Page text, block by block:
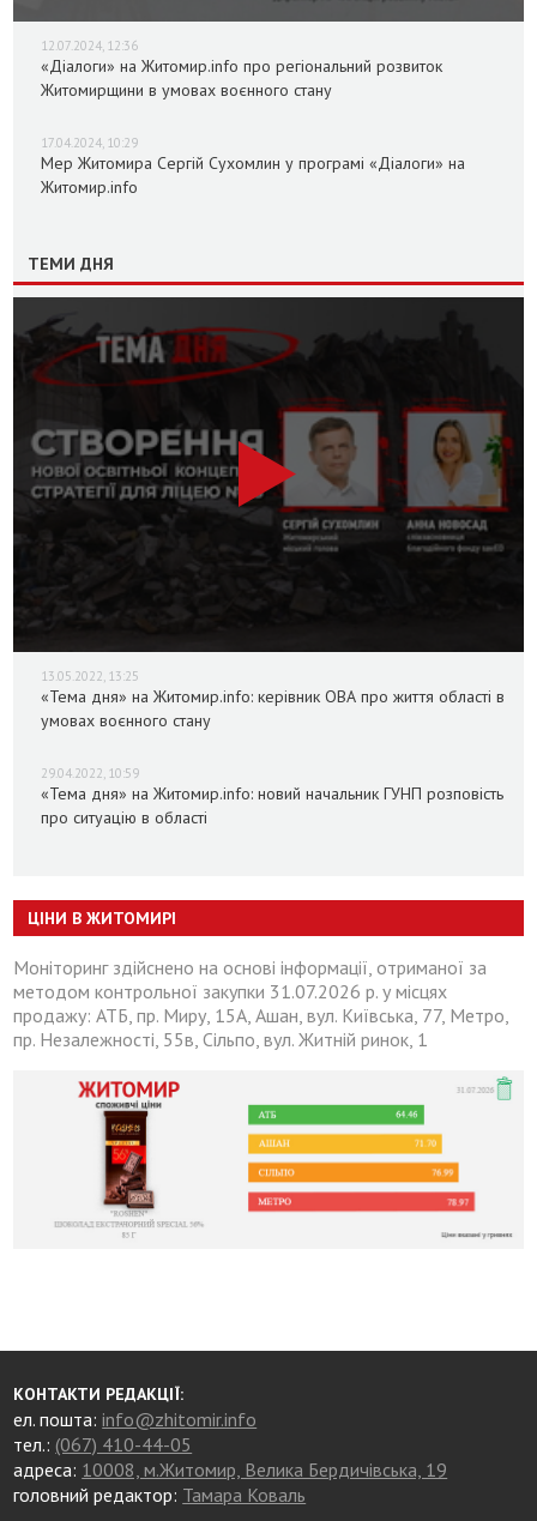
12.07.2024, 12:36
«Діалоги» на Житомир.info про регіональний розвиток
Житомирщини в умовах воєнного стану
17.04.2024, 10:29
Мер Житомира Сергій Сухомлин у програмі «Діалоги» на
Житомир.info
ТЕМИ ДНЯ
13.05.2022, 13:25
«Тема дня» на Житомир.info: керівник ОВА про життя області в
умовах воєнного стану
29.04.2022, 10:59
«Тема дня» на Житомир.info: новий начальник ГУНП розповість
про ситуацію в області
ЦІНИ В ЖИТОМИРІ
Моніторинг здійснено на основі інформації, отриманої за
методом контрольної закупки 31.07.2026 р. у місцях
продажу: АТБ, пр. Миру, 15А, Ашан, вул. Київська, 77, Метро,
пр. Незалежності, 55в, Сільпо, вул. Житній ринок, 1
КОНТАКТИ РЕДАКЦІЇ:
ел. пошта:info@zhitomir.info
тел.: (067) 410-44-05
адреса: 10008, м.Житомир, Велика Бердичівська, 19
головний редактор: Тамара Коваль